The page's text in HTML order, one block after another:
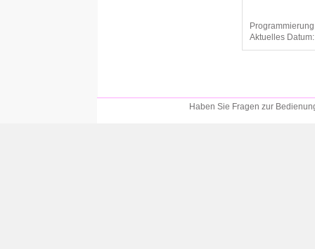
Aktuelles
Haben Sie Fragen zur